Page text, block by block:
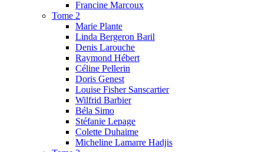
Francine Marcoux
Tome 2
Marie Plante
Linda Bergeron Baril
Denis Larouche
Raymond Hébert
Céline Pellerin
Doris Genest
Louise Fisher Sanscartier
Wilfrid Barbier
Béla Simo
Stéfanie Lepage
Colette Duhaime
Micheline Lamarre Hadjis